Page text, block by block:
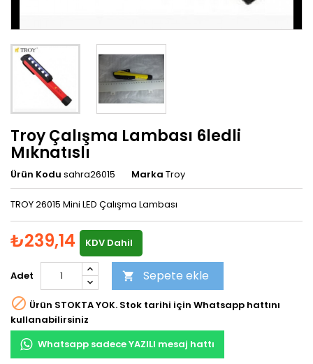
Troy Çalışma Lambası 6ledli
Mıknatıslı
Ürün Kodu sahra26015 Marka Troy
TROY 26015 Mini LED Çalışma Lambası
₺239,14 KDV Dahil
Adet  Sepete ekle
 Ürün STOKTA YOK. Stok tarihi için Whatsapp hattını
kullanabilirsiniz
Whatsapp sadece YAZILI mesaj hattı